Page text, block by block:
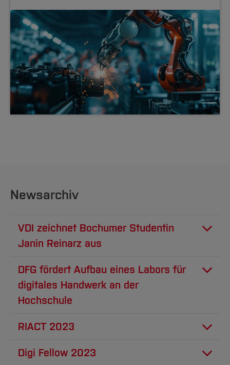
Newsarchiv
VDI zeichnet Bochumer Studentin
Janin Reinarz aus
Vertical Farming im Fokus: KI-
gestützte Erdbeerernte dank
Mechatronik-Masterarbeit
DFG fördert Aufbau eines Labors für
digitales Handwerk an der
Hochschule
„CoBotCraftLab“ – Ein neues
Professoren der Fachbereiche
RIACT 2023
Auch 2023 freut sich die Hochschule Bochum
wieder Co-Host der virtual International
Digi Fellow 2023